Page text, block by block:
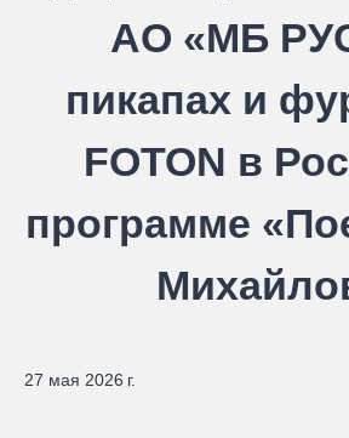
АО «МБ
пикапах и
FOTON в
программе
27 мая 2026 г.